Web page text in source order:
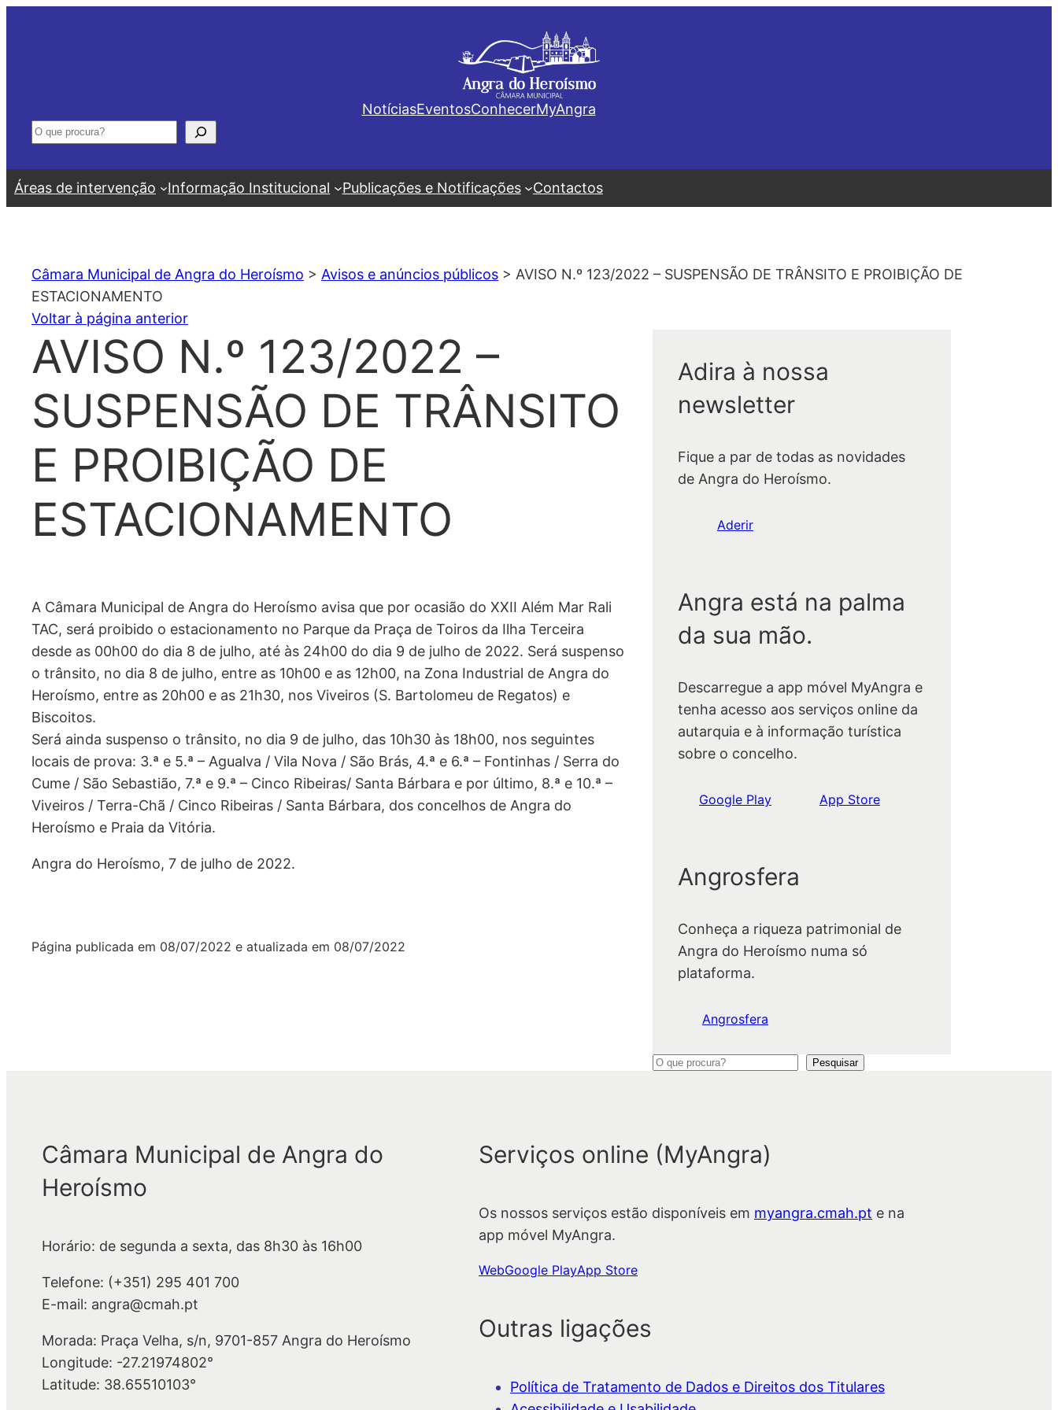
NotíciasEventosConhecerMyAngra
Pesquisar
Áreas de intervenção Informação Institucional Publicações e Notificações Contactos
Câmara Municipal de Angra do Heroísmo > Avisos e anúncios públicos > AVISO N.º 123/2022 – SUSPENSÃO DE TRÂNSITO E PROIBIÇÃO DE
ESTACIONAMENTO
Voltar à página anterior
AVISO N.º 123/2022 –
SUSPENSÃO DE TRÂNSITO
E PROIBIÇÃO DE
ESTACIONAMENTO
A Câmara Municipal de Angra do Heroísmo avisa que por ocasião do XXII Além Mar Rali
TAC, será proibido o estacionamento no Parque da Praça de Toiros da Ilha Terceira
desde as 00h00 do dia 8 de julho, até às 24h00 do dia 9 de julho de 2022. Será suspenso
o trânsito, no dia 8 de julho, entre as 10h00 e as 12h00, na Zona Industrial de Angra do
Heroísmo, entre as 20h00 e as 21h30, nos Viveiros (S. Bartolomeu de Regatos) e
Biscoitos.
Será ainda suspenso o trânsito, no dia 9 de julho, das 10h30 às 18h00, nos seguintes
locais de prova: 3.ª e 5.ª – Agualva / Vila Nova / São Brás, 4.ª e 6.ª – Fontinhas / Serra do
Cume / São Sebastião, 7.ª e 9.ª – Cinco Ribeiras/ Santa Bárbara e por último, 8.ª e 10.ª –
Viveiros / Terra-Chã / Cinco Ribeiras / Santa Bárbara, dos concelhos de Angra do
Heroísmo e Praia da Vitória.
Angra do Heroísmo, 7 de julho de 2022.
Página publicada em 08/07/2022 e atualizada em 08/07/2022
Adira à nossa
newsletter
Fique a par de todas as novidades
de Angra do Heroísmo.
Aderir
Angra está na palma
da sua mão.
Descarregue a app móvel MyAngra e
tenha acesso aos serviços online da
autarquia e à informação turística
sobre o concelho.
Google Play App Store
Angrosfera
Conheça a riqueza patrimonial de
Angra do Heroísmo numa só
plataforma.
Angrosfera
P
u
a
Pesquisar
Câmara Municipal de Angra do
Heroísmo
Horário: de segunda a sexta, das 8h30 às 16h00
Telefone: (+351) 295 401 700
E-mail: angra@cmah.pt
Morada: Praça Velha, s/n, 9701-857 Angra do Heroísmo
Longitude: -27.21974802°
Latitude: 38.65510103°
Serviços online (MyAngra)
Os nossos serviços estão disponíveis em myangra.cmah.pt e na
app móvel MyAngra.
WebGoogle PlayApp Store
Outras ligações
Política de Tratamento de Dados e Direitos dos Titulares